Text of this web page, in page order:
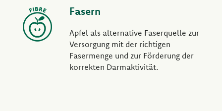
Fasern
Apfel als alternative Faserquelle zur
Versorgung mit der richtigen
Fasermenge und zur Förderung der
korrekten Darmaktivität.